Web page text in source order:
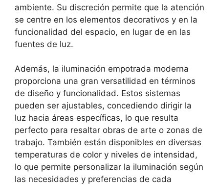
ambiente. Su discreción permite que la atención
se centre en los elementos decorativos y en la
funcionalidad del espacio, en lugar de en las
fuentes de luz.
Además, la iluminación empotrada moderna
proporciona una gran versatilidad en términos
de diseño y funcionalidad. Estos sistemas
pueden ser ajustables, concediendo dirigir la
luz hacia áreas específicas, lo que resulta
perfecto para resaltar obras de arte o zonas de
trabajo. También están disponibles en diversas
temperaturas de color y niveles de intensidad,
lo que permite personalizar la iluminación según
las necesidades y preferencias de cada